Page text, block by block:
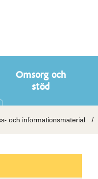
Omsorg och
stöd
och informationsmaterial